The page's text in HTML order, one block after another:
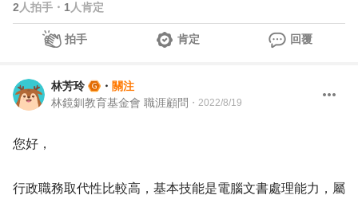
2 人拍手 ・ 1 人肯定
拍手 肯定 回覆
林芳玲 ・ 關注
林鏡釧教育基金會 職涯顧問 ・ 2022/8/19
您好，
行政職務取代性比較高，基本技能是電腦文書處理能力，屬